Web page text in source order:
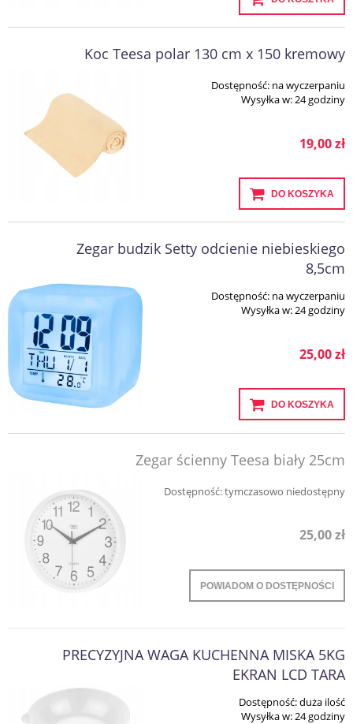
Koc Teesa polar 130 cm x 150 kremowy
Dostępność: na wyczerpaniu
Wysyłka w:24 godziny
19,00 zł
DO KOSZYKA
Zegar budzik Setty odcienie niebieskiego
8,5cm
Dostępność: na wyczerpaniu
Wysyłka w:24 godziny
25,00 zł
DO KOSZYKA
Zegar ścienny Teesa biały 25cm
Dostępność:tymczasowo niedostępny
25,00 zł
POWIADOM O DOSTĘPNOŚCI
PRECYZYJNA WAGA KUCHENNA MISKA 5KG
EKRAN LCD TARA
Dostępność:duża ilość
Wysyłka w:24 godziny